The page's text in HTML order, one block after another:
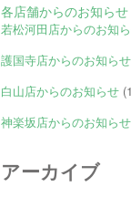
各店舗からのお知らせ
若松河田店からのお知
護国寺店からのお知らせ
白山店からのお知らせ
神楽坂店からのお知らせ
アーカイブ